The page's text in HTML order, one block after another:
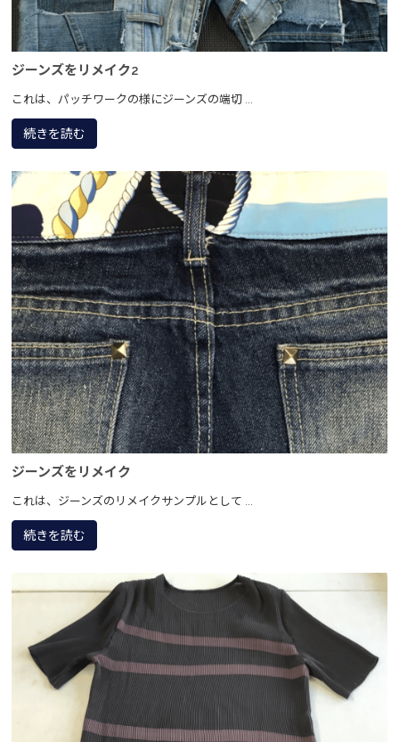
ジーンズをリメイク2
これは、パッチワークの様にジーンズの端切 ...
続きを読む
ジーンズをリメイク
これは、ジーンズのリメイクサンプルとして ...
続きを読む